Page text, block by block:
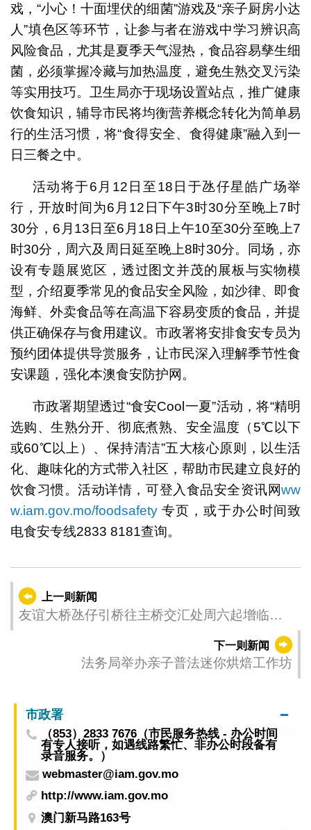
戏，“小心！十面埋伏的细菌”游戏及“亲子厨房小达
人”填色区等环节，让参与者在游戏中学习辨识高
风险食品，尤其是夏季天气湿热，食品容易孳生细
菌，必须掌握冷藏与加热温度，避免生熟交叉污染
等实用技巧。卫生局亦于现场设置站点，推广健康
饮食知识，辅导市民将均衡营养概念转化为简单易
行的生活习惯，将“食得安全、食得健康”融入到一
日三餐之中。
活动将于6月12日至18日于氹仔星皓广场举
行，开放时间为6月12日下午3时30分至晚上7时
30分，6月13日至6月18日上午10至30分至晚上7
时30分，周六及周日延至晚上8时30分。同场，亦
设有专题展览区，透过图文并茂的展板与实物模
型，介绍夏季常见的食品安全风险，如沙律、即食
海鲜、外卖食品等在高温下容易变质的食品，并提
供正确保存与食用建议。市政署将安排食安专员为
预约团体提供导赏服务，让市民深入理解季节性食
安课题，强化本澳食安防护网。
市政署期望透过“食安Cool一夏”活动，将“精明
选购、生熟分开、彻底煮熟、安全温度（5℃以下
或60℃以上）、保持清洁”五大核心原则，以生活
化、趣味化的方式带入社区，帮助市民建立良好的
饮食习惯。活动详情，可登入食品安全资讯网ww
w.iam.gov.mo/foodsafety专页，或于办公时间致
电食安专线2833 8181查询。
上一则新闻
友谊大桥氹仔引桥往主桥交汇处周六起增临时
下一则新闻
法务局举办亲子普法迷你烘焙工作坊
市政署
（853）2833 7676（市民服务热线 - 办公时间
有专人接听，如遇线路繁忙、非办公时段备有
录音服务。）
webmaster@iam.gov.mo
http://www.iam.gov.mo
澳门新马路163号